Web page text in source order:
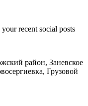
recent social posts
район, Заневское
Грузовой